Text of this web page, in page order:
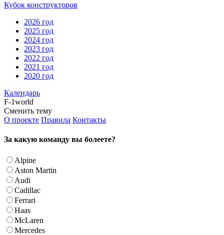
Кубок конструкторов
2026 год
2025 год
2024 год
2023 год
2022 год
2021 год
2020 год
Календарь
F-1world
Сменить тему
О проекте Правила Контакты
За какую команду вы болеете?
Alpine
Aston Martin
Audi
Cadillac
Ferrari
Haas
McLaren
Mercedes